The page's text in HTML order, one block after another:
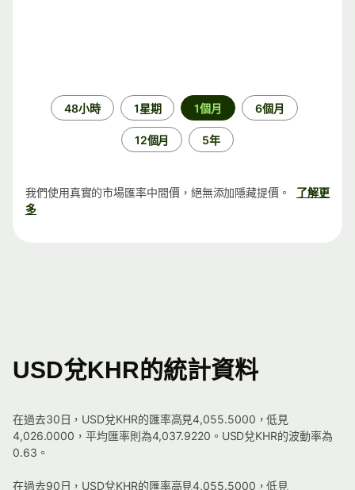
48小時 1星期 1個月 6個月
12個月 5年
我們使用真實的市場匯率中間價，絕無添加隱藏提價。
了解更
多
USD兌KHR的統計資料
在過去30日，USD兌KHR的匯率高見4,055.5000，低見
4,026.0000，平均匯率則為4,037.9220。USD兌KHR的波動率為
0.63。
在過去90日，USD兌KHR的匯率高見4,055.5000，低見